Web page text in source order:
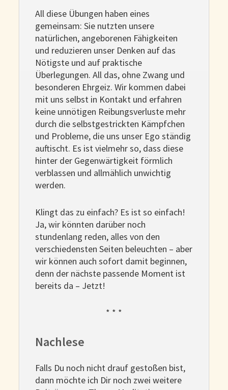
All diese Übungen haben eines
gemeinsam: Sie nutzten unsere
natürlichen, angeborenen Fähigkeiten
und reduzieren unser Denken auf das
Nötigste und auf praktische
Überlegungen. All das, ohne Zwang und
besonderen Ehrgeiz. Wir kommen dabei
mit uns selbst in Kontakt und erfahren
keine unnötigen Reibungsverluste mehr
durch die selbstgestrickten Kämpfchen
und Probleme, die uns unser Ego ständig
auftischt. Es ist vielmehr so, dass diese
hinter der Gegenwärtigkeit förmlich
verblassen und allmählich unwichtig
werden.
Klingt das zu einfach? Es ist so einfach!
Ja, wir könnten darüber noch
stundenlang reden, alles von den
verschiedensten Seiten beleuchten – aber
wir können auch sofort damit beginnen,
denn der nächste passende Moment ist
bereits da – Jetzt!
* * *
Nachlese
Falls Du noch nicht drauf gestoßen bist,
dann möchte ich Dir noch zwei weitere